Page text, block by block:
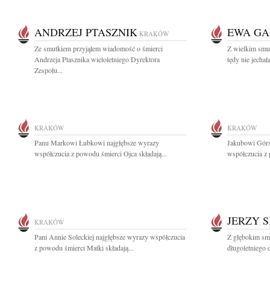
ANDRZEJ PTASZNIK KRAKÓW
Ze smutkiem przyjąłem wiadomość o śmierci
Andrzeja Ptasznika wieloletniego Dyrektora
Zespołu...
EWA
Z wielkim
tędy nie
KRAKÓW
Panu Markowi Łubkowi najgłębsze wyrazy
współczucia z powodu śmierci Ojca składają...
KRAKÓW
Jakubowi
współczucia
KRAKÓW
Pani Annie Soleckiej najgłębsze wyrazy współczucia
z powodu śmierci Matki składają...
JERZY
Z głębokim
długoletniego